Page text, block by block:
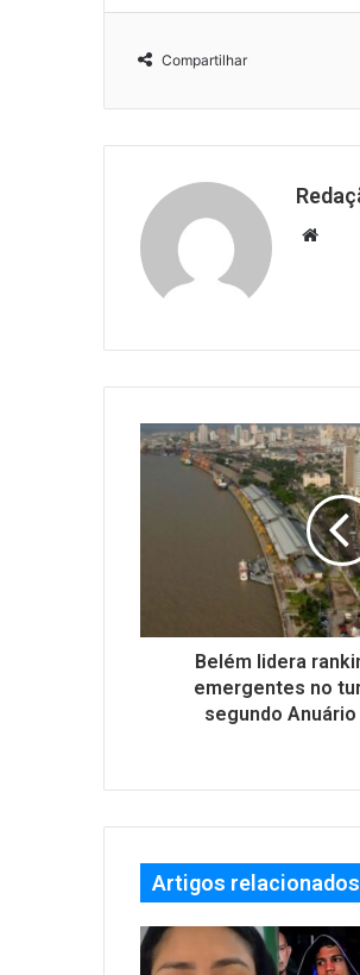
Compartilhar
Belém lidera
emergentes no
segundo
Artigos relacionados